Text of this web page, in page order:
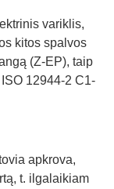
variklis,
kitos spalvos
(Z-EP), taip
12944-2 C1-
apkrova,
t. ilgalaikiam